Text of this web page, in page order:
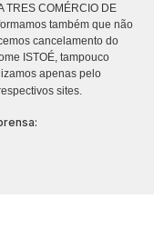
TRES COMÉRCIO DE
também que não
cancelamento do
ISTOÉ, tampouco
apenas pelo
sites.